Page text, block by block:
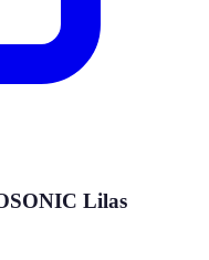
Lilas